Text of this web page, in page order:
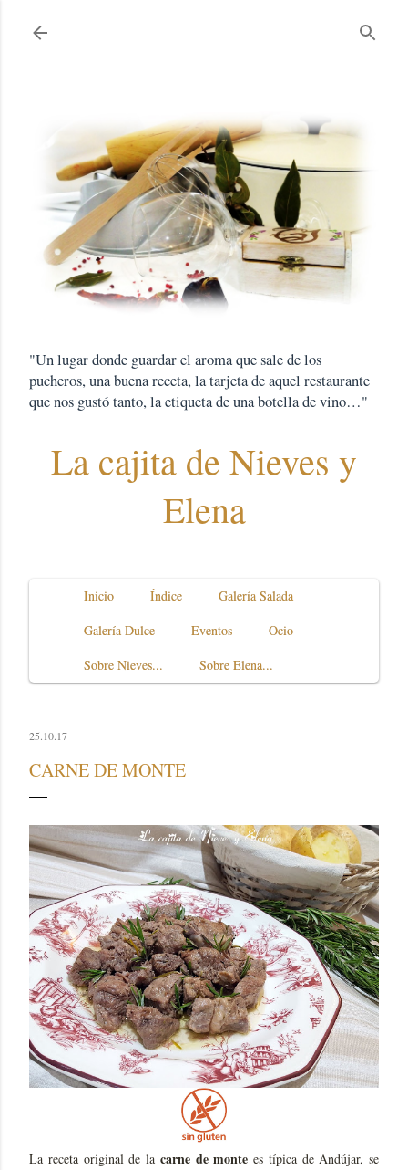
"Un lugar donde guardar el aroma que sale de los
pucheros, una buena receta, la tarjeta de aquel restaurante
que nos gustó tanto, la etiqueta de una botella de vino…"
La cajita de Nieves y
Elena
Inicio Índice
Galería Salada
Galería Dulce
Eventos
Ocio
Sobre Nieves...
Sobre Elena...
25.10.17
CARNE DE MONTE
La receta original de la carne de monte es típica de Andújar, se